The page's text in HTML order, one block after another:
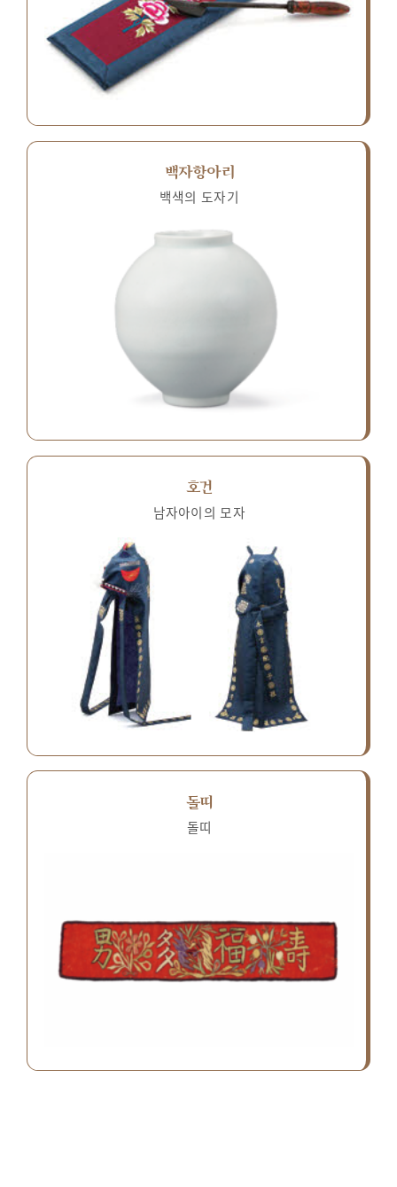
백자항아리
백색의 도자기
호건
남자아이의 모자
돌띠
돌띠